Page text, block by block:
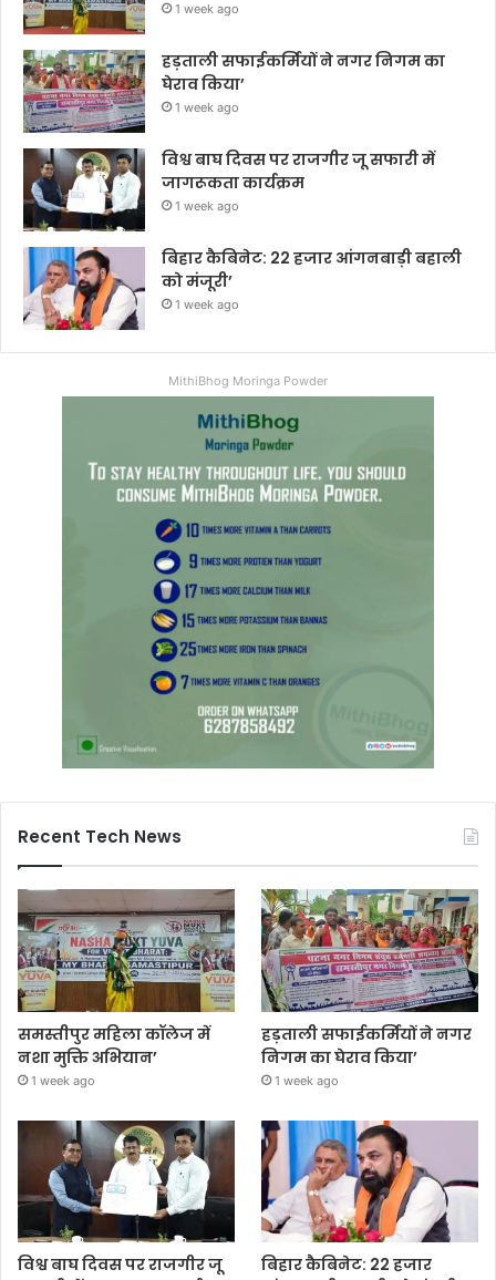
1 week ago
हड़ताली सफाईकर्मियों ने नगर निगम का
घेराव किया’
1 week ago
विश्व बाघ दिवस पर राजगीर जू सफारी में
जागरूकता कार्यक्रम
1 week ago
बिहार कैबिनेट: 22 हजार आंगनबाड़ी बहाली
को मंजूरी’
1 week ago
MithiBhog Moringa Powder
Recent Tech News
समस्तीपुर महिला कॉलेज में
नशा मुक्ति अभियान’
1 week ago
हड़ताली सफाईकर्मियों ने नगर
निगम का घेराव किया’
1 week ago
विश्व बाघ दिवस पर राजगीर जू
बिहार कैबिनेट: 22 हजार